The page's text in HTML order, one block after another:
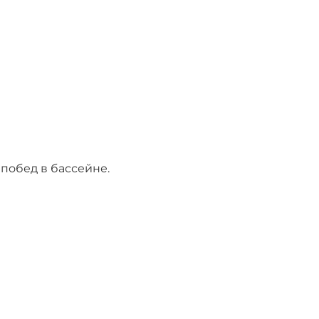
в бассейне.